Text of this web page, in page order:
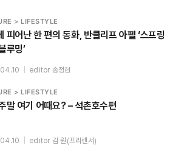
> LIFESTYLE
피어난 한 편의 동화, 반클리프 아펠 ‘스프링
루밍’
editor 송정현
> LIFESTYLE
말 여기 어때요? – 석촌호수편
editor 김 원(프리랜서)